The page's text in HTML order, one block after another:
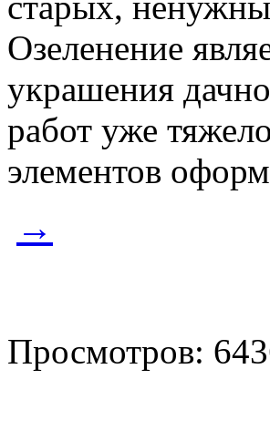
Озеленение
украшения
работ уже
элементов
→
Просмотров: